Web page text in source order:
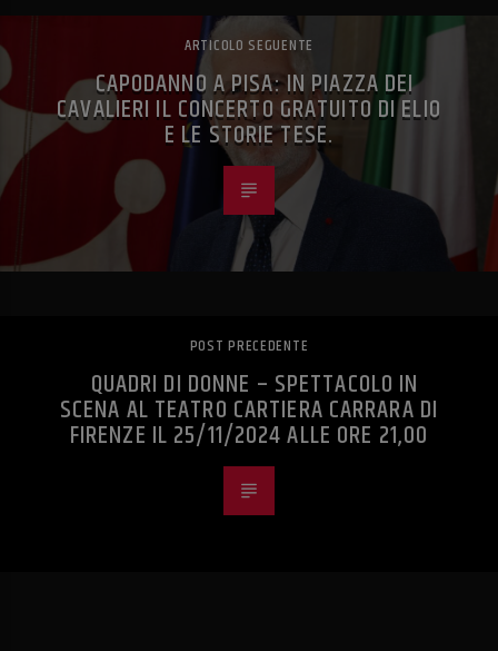
ARTICOLO SEGUENTE
CAPODANNO A PISA: IN PIAZZA DEI
CAVALIERI IL CONCERTO GRATUITO DI ELIO
E LE STORIE TESE.
POST PRECEDENTE
QUADRI DI DONNE – SPETTACOLO IN
SCENA AL TEATRO CARTIERA CARRARA DI
FIRENZE IL 25/11/2024 ALLE ORE 21,00